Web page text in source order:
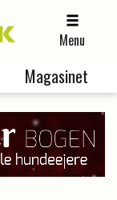
Menu
Magasinet